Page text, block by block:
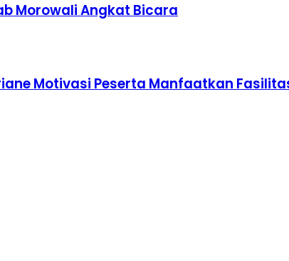
Morowali Angkat Bicara
Motivasi Peserta Manfaatkan